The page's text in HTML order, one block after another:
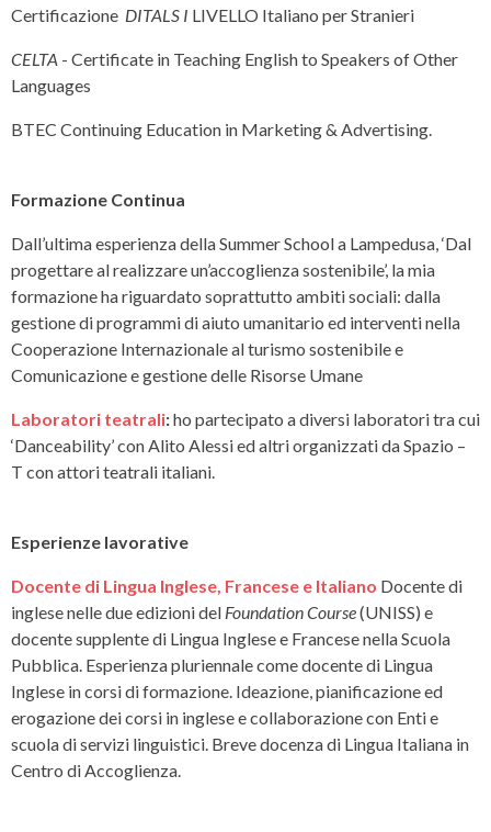
Certificazione DITALS I LIVELLO Italiano per Stranieri
CELTA - Certificate in Teaching English to Speakers of Other
Languages
BTEC Continuing Education in Marketing & Advertising.
Formazione Continua
Dall’ultima esperienza della Summer School a Lampedusa, ‘Dal
progettare al realizzare un’accoglienza sostenibile’, la mia
formazione ha riguardato soprattutto ambiti sociali: dalla
gestione di programmi di aiuto umanitario ed interventi nella
Cooperazione Internazionale al turismo sostenibile e
Comunicazione e gestione delle Risorse Umane
Laboratori teatrali:ho partecipato a diversi laboratori tra cui
‘Danceability’ con Alito Alessi ed altri organizzati da Spazio –
T con attori teatrali italiani.
Esperienze lavorative
Docente di Lingua Inglese, Francese e Italiano Docente di
inglese nelle due edizioni del Foundation Course(UNISS) e
docente supplente di Lingua Inglese e Francese nella Scuola
Pubblica. Esperienza pluriennale come docente di Lingua
Inglese in corsi di formazione. Ideazione, pianificazione ed
erogazione dei corsi in inglese e collaborazione con Enti e
scuola di servizi linguistici. Breve docenza di Lingua Italiana in
Centro di Accoglienza.